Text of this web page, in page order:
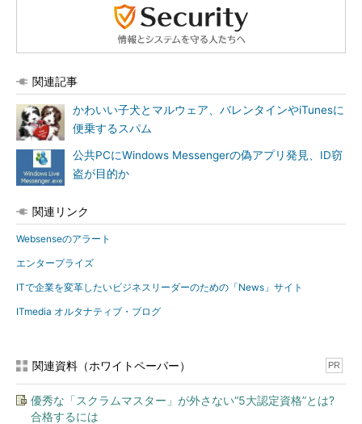
関連記事
かわいい子犬とマルウェア、バレンタインやiTunesに
便乗するスパム
公共PCにWindows Messengerの偽アプリ発見、ID窃
盗が目的か
関連リンク
Websenseのアラート
エンタープライズ
ITで企業を変革したいビジネスリーダーのための「News」サイト
ITmedia オルタナティブ・ブログ
関連資料（ホワイトペーパー） PR
優秀な「スクラムマスター」が外さない“5大認定資格”とは?
合格するには